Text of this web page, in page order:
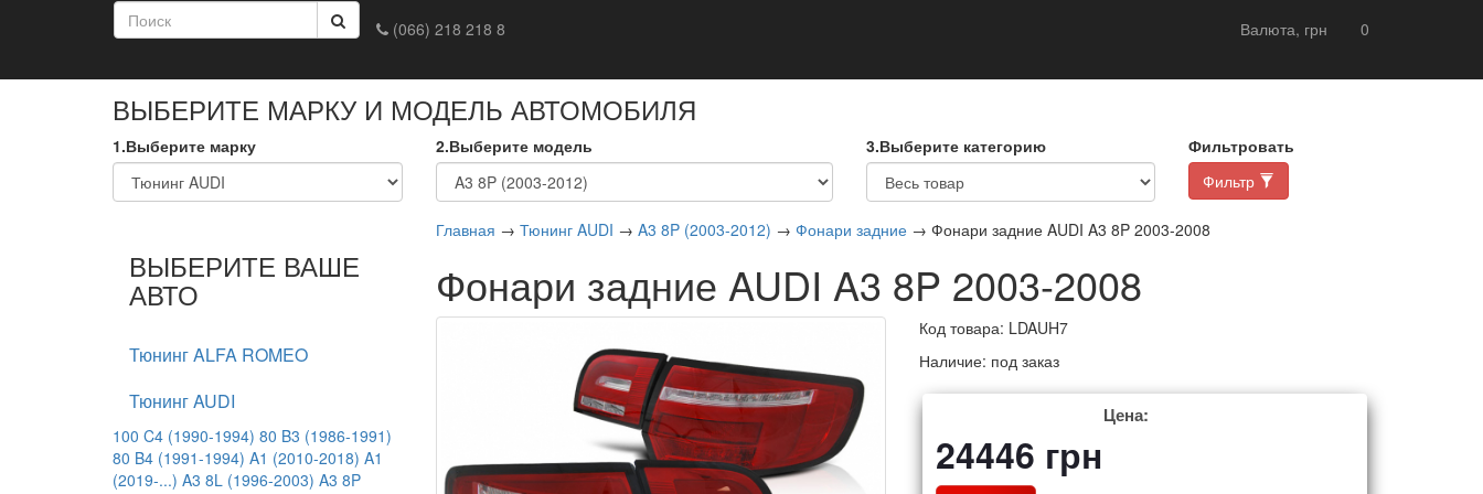
(066) 218 218 8 Валюта, грн 0
Доставка и оплата Обмен и возврат
ВЫБЕРИТЕ МАРКУ И МОДЕЛЬ АВТОМОБИЛЯ
1.Выберите марку 2.Выберите модель 3.Выберите категорию
Фильтровать
Фильтр
ВЫБЕРИТЕ ВАШЕ
АВТО
Тюнинг ALFA ROMEO
Тюнинг AUDI
100 C4 (1990-1994) 80 B3 (1986-1991)
80 B4 (1991-1994) A1 (2010-2018) A1
(2019-...) A3 8L (1996-2003) A3 8P
Главная → Тюнинг AUDI → A3 8P (2003-2012) → Фонари задние→ Фонари задние AUDI A3 8P 2003-2008
Фонари задние AUDI A3 8P 2003-2008
Код товара: LDAUH7
Наличие: под заказ
Цена:
24446 грн